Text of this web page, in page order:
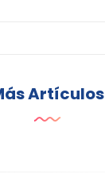
Artículos